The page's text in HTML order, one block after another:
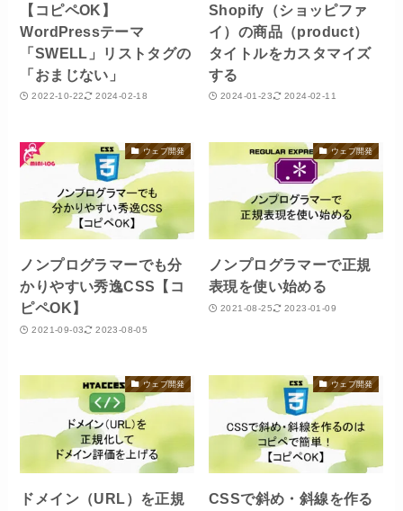
【コピペOK】
WordPressテーマ
「SWELL」リストタグの
「おまじない」
2022-10-22 2024-02-18
Shopify（ショッピファ
イ）の商品（product）
タイトルをカスタマイズ
する
2024-01-23 2024-02-11
ウェブ開発
ノンプログラマーでも分
かりやすい秀逸CSS【コ
ピペOK】
2021-09-03 2023-08-05
ウェブ開発
ノンプログラマーで正規
表現を使い始める
2021-08-25 2023-01-09
ウェブ開発
ドメイン（URL）を正規
ウェブ開発
CSSで斜め・斜線を作る